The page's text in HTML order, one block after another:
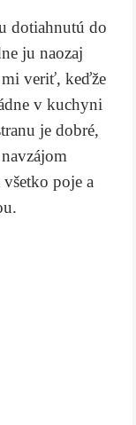
dotiahnutú do
ju naozaj
veriť, keďže
v kuchyni
je dobré,
poje a